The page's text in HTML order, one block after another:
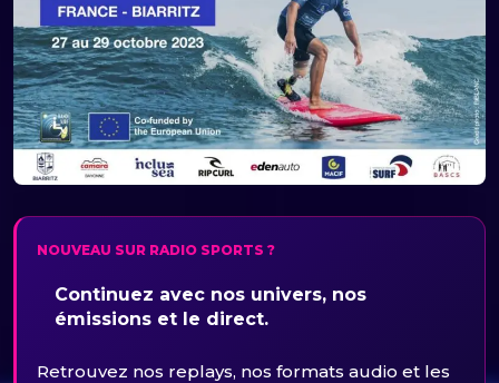
NOUVEAU SUR RADIO SPORTS ?
Continuez avec nos univers, nos
émissions et le direct.
Retrouvez nos replays, nos formats audio et les